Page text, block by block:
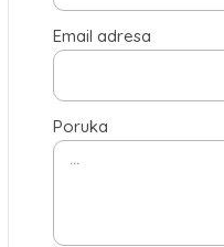
Email adresa
Poruka